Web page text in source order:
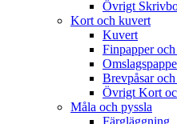
Övrigt
Kort och kuvert
Kuvert
Finpapper
Brevpåsar
Övrigt Kort
Måla och pyssla
Färgläggning